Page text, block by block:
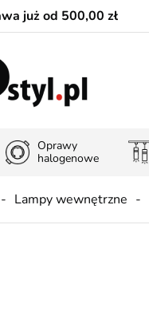
już od 500,00 zł
Oprawy
halogenowe
Lampy wewnętrzne